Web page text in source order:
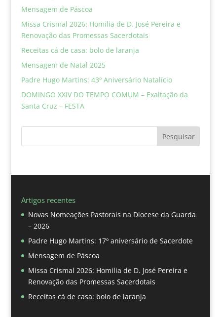
Mensagem de Páscoa
Missa Crismal 2026: Homilia de D. José Pereira e
Renovação das Promessas Sacerdotais
Receitas cá de casa: bolo de laranja
Mensagem de Natal 2025
Padre Hugo Martins: 43º Aniversário Natalício
DOMINGO XXIV DO TEMPO COMUM – Exaltação da
Santa Cruz – FESTA
Pesquisar
Artigos recentes
Novas Nomeações Pastorais na Diocese da Guarda
– 2026
Padre Hugo Martins: 17º aniversário de Sacerdote
Mensagem de Páscoa
Missa Crismal 2026: Homilia de D. José Pereira e
Renovação das Promessas Sacerdotais
Receitas cá de casa: bolo de laranja